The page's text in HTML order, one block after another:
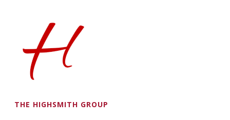
THE HIGHSMITH GROUP